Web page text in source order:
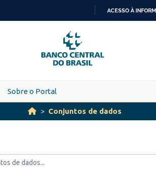
PARA
O
CONTEÚDO
ACESSO À
Sobre o Portal
Conjuntos de dados